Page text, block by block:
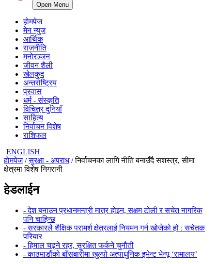
Open Menu
होमपेज
मेन न्युज
आर्थिक
राजनीति
मनोरञ्जन
जीवन शैली
खेलकुद
अन्तर्राष्ट्रिय
प्रवास
धर्म - संस्कृति
विचित्र दुनियाँ
साहित्य
निर्वाचन विशेष
राशिफल
ENGLISH
होमपेज/सुरक्षा - अपराध/ निर्वाचनका लागि नीति बनाउँदै सशस्त्र, सीमा
क्षेत्रमा विशेष निगरानी
हेडलाईन
- देश बनाउन प्रधानमन्त्री मात्र होइन, सक्षम टोली र सचेत नागरिक
पनि चाहिन्छ
- सरकारले शैक्षिक परामर्श क्षेत्रलाई नियमन गर्न खोजेको हो : सचेतक
परियार
- हिमाल चढ्ने रहर, सुरक्षित फर्कने चुनौती
- काठमाडौंको बाँसबारीमा खुल्यो अत्याधुनिक इभेन्ट भेन्यू ‘रामालय’